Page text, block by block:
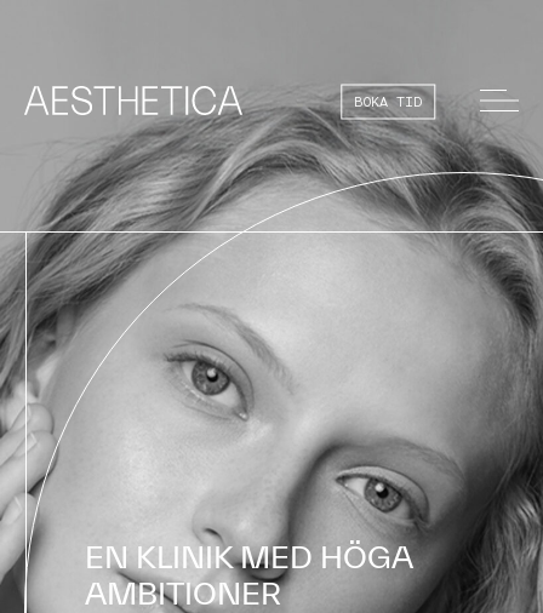
BOKA TID
EN KLINIK MED HÖGA
AMBITIONER